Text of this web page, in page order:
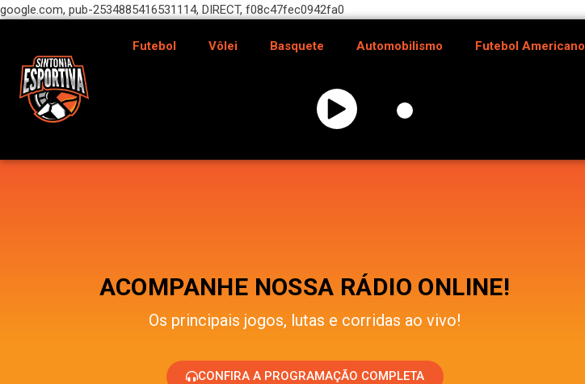
google.com, pub-2534885416531114, DIRECT, f08c47fec0942fa0
Futebol Vôlei Basquete Automobilismo Futebol Americano
ACOMPANHE NOSSA RÁDIO ONLINE!
Os principais jogos, lutas e corridas ao vivo!
CONFIRA A PROGRAMAÇÃO COMPLETA